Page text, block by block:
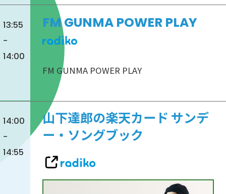
13:55
-
14:00
FM GUNMA POWER PLAY
FM GUNMA POWER PLAY
14:00
-
14:55
山下達郎の楽天カード サンデ
ー・ソングブック